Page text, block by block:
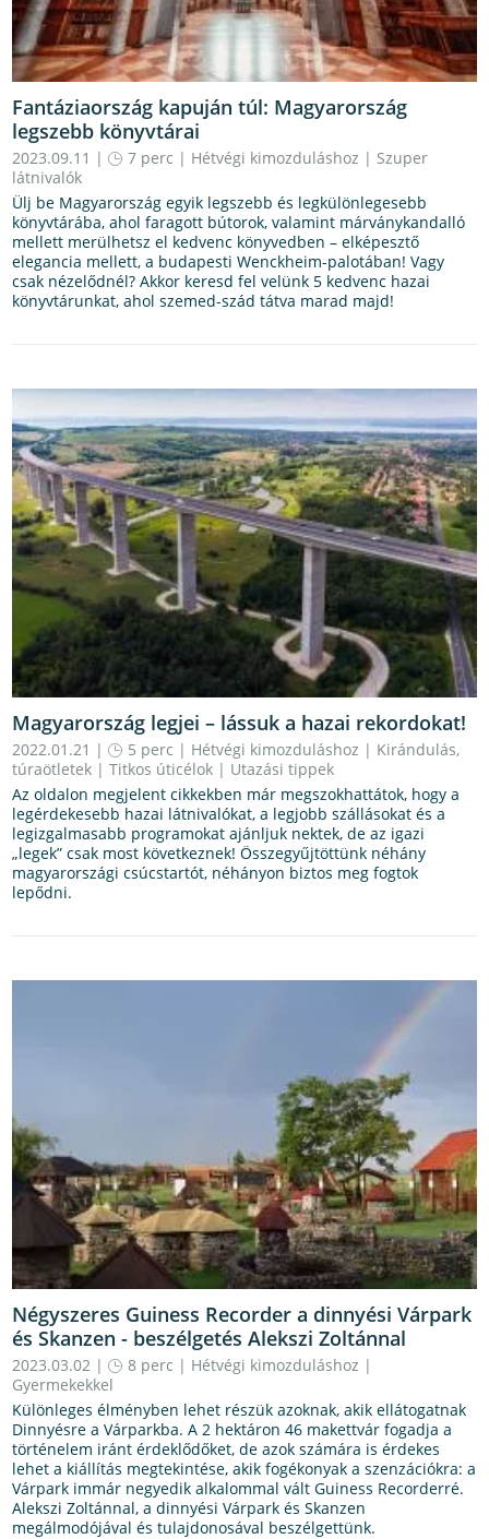
Fantáziaország kapuján túl: Magyarország
legszebb könyvtárai
2023.09.11 | 7 perc | Hétvégi kimozduláshoz | Szuper
látnivalók
Ülj be Magyarország egyik legszebb és legkülönlegesebb
könyvtárába, ahol faragott bútorok, valamint márványkandalló
mellett merülhetsz el kedvenc könyvedben – elképesztő
elegancia mellett, a budapesti Wenckheim-palotában! Vagy
csak nézelődnél? Akkor keresd fel velünk 5 kedvenc hazai
könyvtárunkat, ahol szemed-szád tátva marad majd!
Magyarország legjei – lássuk a hazai rekordokat!
2022.01.21 | 5 perc | Hétvégi kimozduláshoz | Kirándulás,
túraötletek |Titkos úticélok | Utazási tippek
Az oldalon megjelent cikkekben már megszokhattátok, hogy a
legérdekesebb hazai látnivalókat, a legjobb szállásokat és a
legizgalmasabb programokat ajánljuk nektek, de az igazi
„legek” csak most következnek! Összegyűjtöttünk néhány
magyarországi csúcstartót, néhányon biztos meg fogtok
lepődni.
Négyszeres Guiness Recorder a dinnyési Várpark
és Skanzen - beszélgetés Alekszi Zoltánnal
2023.03.02 | 8 perc | Hétvégi kimozduláshoz |
Gyermekekkel
Különleges élményben lehet részük azoknak, akik ellátogatnak
Dinnyésre a Várparkba. A 2 hektáron 46 makettvár fogadja a
történelem iránt érdeklődőket, de azok számára is érdekes
lehet a kiállítás megtekintése, akik fogékonyak a szenzációkra: a
Várpark immár negyedik alkalommal vált Guiness Recorderré.
Alekszi Zoltánnal, a dinnyési Várpark és Skanzen
megálmodójával és tulajdonosával beszélgettünk.